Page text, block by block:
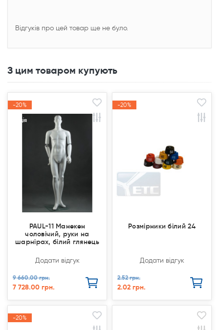
Відгуків про цей товар ще не було.
З цим товаром купують
-20%
Акція
-20%
Акція
PAUL-11 Манекен
чоловічий, руки на
шарнірах, білий глянець
Додати відгук
9 660.00 грн.
7 728.00 грн.
-20%
-20%
Розмірники білий 24
Додати відгук
2.52 грн.
2.02 грн.
-20%
-20%